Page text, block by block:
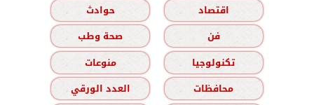
اقتصاد
حوادث
فن
صحة وطب
تكنولوجيا
منوعات
محافظات
العدد الورقي